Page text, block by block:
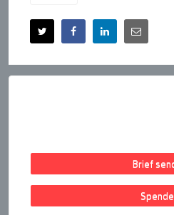
Brief